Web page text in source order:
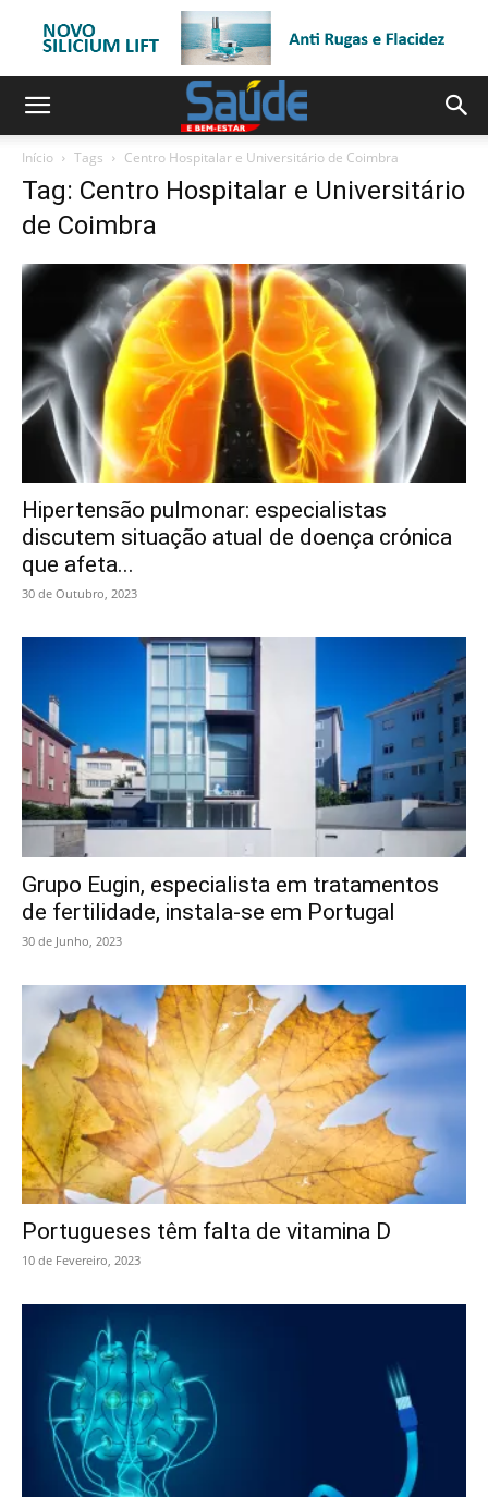
Início Tags Centro Hospitalar e Universitário de Coimbra
Tag: Centro Hospitalar e Universitário
de Coimbra
Hipertensão pulmonar: especialistas
discutem situação atual de doença crónica
que afeta...
30 de Outubro, 2023
Grupo Eugin, especialista em tratamentos
de fertilidade, instala-se em Portugal
30 de Junho, 2023
Portugueses têm falta de vitamina D
10 de Fevereiro, 2023